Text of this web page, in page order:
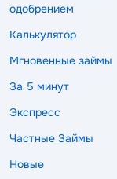
одобрением
Калькулятор
Мгновенные займы
За 5 минут
Экспресс
Частные Займы
Новые